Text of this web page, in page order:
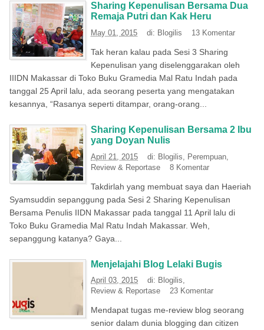
Sharing Kepenulisan Bersama Dua
Remaja Putri dan Kak Heru
May 01, 2015 di: Blogilis 13 Komentar
Tak heran kalau pada Sesi 3 Sharing
Kepenulisan yang diselenggarakan oleh
IIIDN Makassar di Toko Buku Gramedia Mal Ratu Indah pada
tanggal 25 April lalu, ada seorang peserta yang mengatakan
kesannya, “Rasanya seperti ditampar, orang-orang...
Sharing Kepenulisan Bersama 2 Ibu
yang Doyan Nulis
April 21, 2015 di: Blogilis Perempuan
Review & Reportase
8 Komentar
Takdirlah yang membuat saya dan Haeriah
Syamsuddin sepanggung pada Sesi 2 Sharing Kepenulisan
Bersama Penulis IIDN Makassar pada tanggal 11 April lalu di
Toko Buku Gramedia Mal Ratu Indah Makassar. Weh,
sepanggung katanya? Gaya...
Menjelajahi Blog Lelaki Bugis
April 03, 2015 di: Blogilis,
Review & Reportase
23 Komentar
Mendapat tugas me-review blog seorang
senior dalam dunia blogging dan citizen